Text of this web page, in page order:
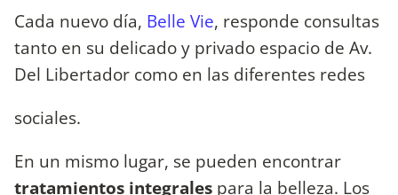
Cada nuevo día, Belle Vie, responde consultas
tanto en su delicado y privado espacio de Av.
Del Libertador como en las diferentes redes
sociales.
En un mismo lugar, se pueden encontrar
tratamientos integrales para la belleza. Los